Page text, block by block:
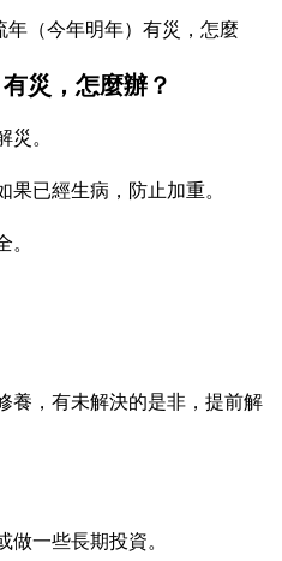
年（今年明年）有災，怎麼
災，怎麼辦？
災。
已經生病，防止加重。
。
養，有未解決的是非，提前解
做一些長期投資。